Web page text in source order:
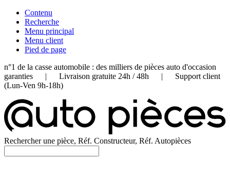
Contenu
Recherche
Menu principal
Menu client
Pied de page
n°1 de la casse automobile : des milliers de pièces auto d'occasion
garanties | Livraison gratuite 24h / 48h | Support client
(Lun-Ven 9h-18h)
Rechercher une pièce, Réf. Constructeur, Réf. Autopièces